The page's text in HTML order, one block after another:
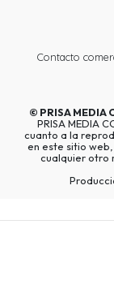
Contacto
© PRISA MEDIA
PRISA MEDIA
cuanto a la
en este sitio
cualquier otro